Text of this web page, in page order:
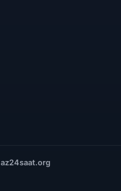
az24saat.org